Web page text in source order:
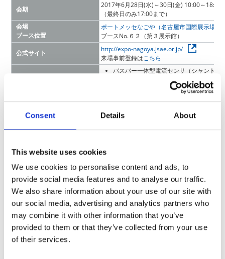
Consent Details About
This website uses cookies
We use cookies to personalise content and ads, to
provide social media features and to analyse our traffic.
We also share information about your use of our site with
our social media, advertising and analytics partners who
may combine it with other information that you’ve
provided to them or that they’ve collected from your use
of their services.
会期
2017年6月28日(水)～30日(金) 10:00～18:00
（最終日のみ17:00まで）
会場
ブース位置
ポートメッセなごや（名古屋市国際展示場）
ブースNo.６２（第３展示館）
公式サイト
http://expo-nagoya.jsae.or.jp/
来場事前登録はこちら
バスバー一体型電流センサ（シャントｏ